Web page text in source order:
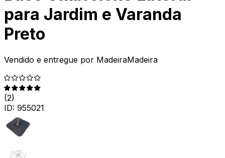
para Jardim e Varanda
Preto
Vendido e entregue por MadeiraMadeira
(2)
ID: 955021